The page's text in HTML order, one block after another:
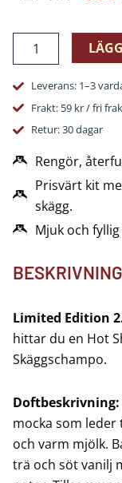
427
Edition
-
Hot
mängd
BESKRIVNING
Limited Edition
hittar du en Hot
Skäggschampo.
Doftbeskrivning:
mocka som
och varm mjölk.
trä och söt vanilj
Rengör,
Prisvärt kit
skägg.
Mjuk och
Leverans: 1–3
Frakt: 59 kr / fri
Retur: 30 dagar